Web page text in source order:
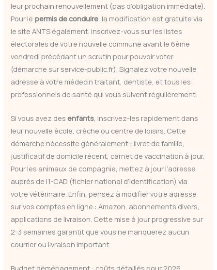
leur prochain renouvellement (pas d’obligation immédiate).
Pour le permis de conduire , la modification est gratuite via
le site ANTS également. Inscrivez-vous sur les listes
électorales de votre nouvelle commune avant le 6ème
vendredi précédant un scrutin pour pouvoir voter
(démarche sur service-public.fr). Signalez votre nouvelle
adresse à votre médecin traitant, dentiste, et tous les
professionnels de santé qui vous suivent régulièrement.
Si vous avez desenfants, inscrivez-les rapidement dans
leur nouvelle école, crèche ou centre de loisirs. Cette
démarche nécessite généralement : livret de famille,
justificatif de domicile récent, carnet de vaccination à jour.
Pour les animaux de compagnie, mettez à jour l’adresse
auprès de l’I-CAD (fichier national d’identification) via
votre vétérinaire. Enfin, pensez à modifier votre adresse
sur vos comptes en ligne : Amazon, abonnements divers,
applications de livraison. Cette mise à jour progressive sur
2-3 semaines garantit que vous ne manquerez aucun
courrier ou livraison important.